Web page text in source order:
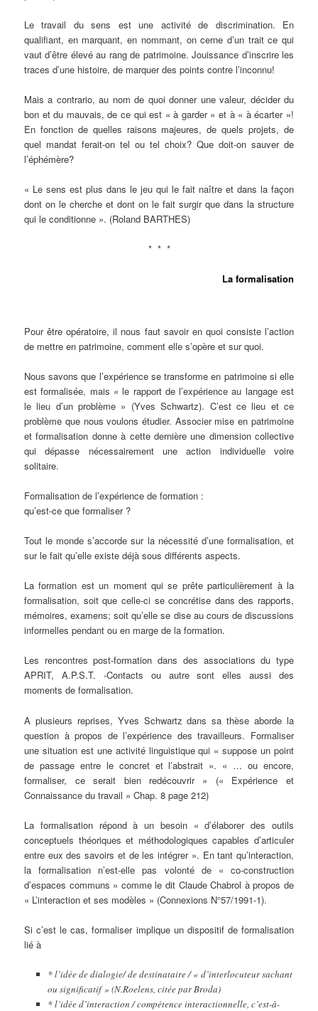
Le travail du sens est une activité de discrimination. En
qualifiant, en marquant, en nommant, on cerne d’un trait ce qui
vaut d’être élevé au rang de patrimoine. Jouissance d’inscrire les
traces d’une histoire, de marquer des points contre l’inconnu!
Mais a contrario, au nom de quoi donner une valeur, décider du
bon et du mauvais, de ce qui est « à garder » et à « à écarter »!
En fonction de quelles raisons majeures, de quels projets, de
quel mandat ferait-on tel ou tel choix? Que doit-on sauver de
l’éphémère?
« Le sens est plus dans le jeu qui le fait naître et dans la façon
dont on le cherche et dont on le fait surgir que dans la structure
qui le conditionne ». (Roland BARTHES)
* * *
La formalisation
Pour être opératoire, il nous faut savoir en quoi consiste l’action
de mettre en patrimoine, comment elle s’opère et sur quoi.
Nous savons que l’expérience se transforme en patrimoine si elle
est formalisée, mais « le rapport de l’expérience au langage est
le lieu d’un problème » (Yves Schwartz). C’est ce lieu et ce
problème que nous voulons étudier. Associer mise en patrimoine
et formalisation donne à cette dernière une dimension collective
qui dépasse nécessairement une action individuelle voire
solitaire.
Formalisation de l’expérience de formation :
qu’est-ce que formaliser ?
Tout le monde s’accorde sur la nécessité d’une formalisation, et
sur le fait qu’elle existe déjà sous différents aspects.
La formation est un moment qui se prête particulièrement à la
formalisation, soit que celle-ci se concrétise dans des rapports,
mémoires, examens; soit qu’elle se dise au cours de discussions
informelles pendant ou en marge de la formation.
Les rencontres post-formation dans des associations du type
APRIT, A.P.S.T. -Contacts ou autre sont elles aussi des
moments de formalisation.
A plusieurs reprises, Yves Schwartz dans sa thèse aborde la
question à propos de l’expérience des travailleurs. Formaliser
une situation est une activité linguistique qui « suppose un point
de passage entre le concret et l’abstrait ». « … ou encore,
formaliser, ce serait bien redécouvrir » (« Expérience et
Connaissance du travail » Chap. 8 page 212)
La formalisation répond à un besoin « d’élaborer des outils
conceptuels théoriques et méthodologiques capables d’articuler
entre eux des savoirs et de les intégrer ». En tant qu’interaction,
la formalisation n’est-elle pas volonté de « co-construction
d’espaces communs » comme le dit Claude Chabrol à propos de
« L’interaction et ses modèles » (Connexions N°57/1991-1).
Si c’est le cas, formaliser implique un dispositif de formalisation
lié à
* l’idée de dialogie/ de destinataire / « d’interlocuteur sachant
ou significatif » (N.Roelens, citée par Broda)
* l’idée d’interaction / compétence interactionnelle, c’est-à-